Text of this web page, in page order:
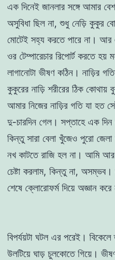
এক দিনেই জানলার সঙ্গে আমার
অসুবিধা ছিল না, শুধু নেড়ি কুকুর
মোটেই সহ্য করতে পারে না। আর
ওর টেম্পারেচার রিপোর্ট করতে হয়
লাগানোটা ভীষণ কঠিন। নাড়ির
কুকুরের নাড়ি শরীরের ঠিক কোথায়
আমার নিজের নাড়ির গতি যা হত
দু-চারদিন গেল। সপ্তাহে এক দিন
কিন্তু সারা বেলা খুঁজেও পুরো
নখ কাটতে রাজি হল না। আমি
চেষ্টা করলাম, কিন্তু না, অসম্ভব।
শেষে ক্লোরোফর্ম দিয়ে অজ্ঞান করে
বিপর্যয়টা ঘটল এর পরেই। বিকেলে
উলটিয়ে ঘাড় চুলকোতে গিয়ে।